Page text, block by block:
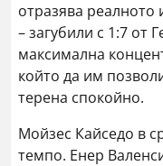
отразява
– загубили с 1:7 от
максимална
който да им
терена спокойно.
Мойзес Кайседо в
темпо. Енер